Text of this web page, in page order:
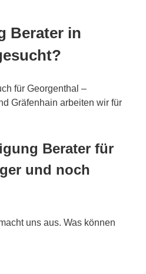
Berater in
für Georgenthal –
Gräfenhain arbeiten wir für
Berater für
und noch
uns aus. Was können